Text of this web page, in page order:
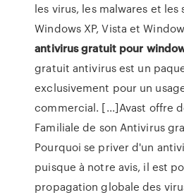
les virus, les malwares et les
Windows XP, Vista et
antivirusgratuit pour
gratuit antivirus est un
exclusivement pour un
commercial. [...]Avast offre
Familiale de son Antivirus
Pourquoi se priver d'un
puisque à notre avis, il est
propagation globale des